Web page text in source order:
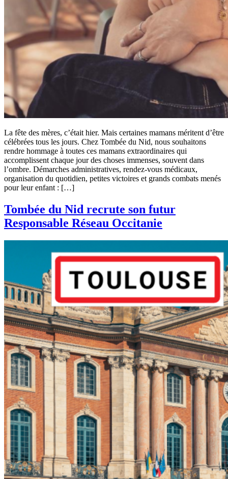
La fête des mères, c’était hier. Mais certaines mamans méritent d’être
célébrées tous les jours. Chez Tombée du Nid, nous souhaitons
rendre hommage à toutes ces mamans extraordinaires qui
accomplissent chaque jour des choses immenses, souvent dans
l’ombre. Démarches administratives, rendez-vous médicaux,
organisation du quotidien, petites victoires et grands combats menés
pour leur enfant : […]
Tombée du Nid recrute son futur
Responsable Réseau Occitanie